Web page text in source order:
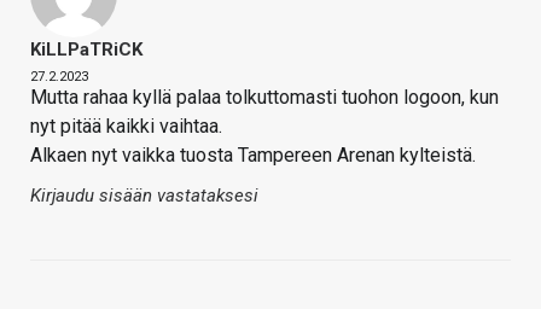
KiLLPaTRiCK
27.2.2023
Mutta rahaa kyllä palaa tolkuttomasti tuohon logoon, kun
nyt pitää kaikki vaihtaa.
Alkaen nyt vaikka tuosta Tampereen Arenan kylteistä.
Kirjaudu sisään vastataksesi